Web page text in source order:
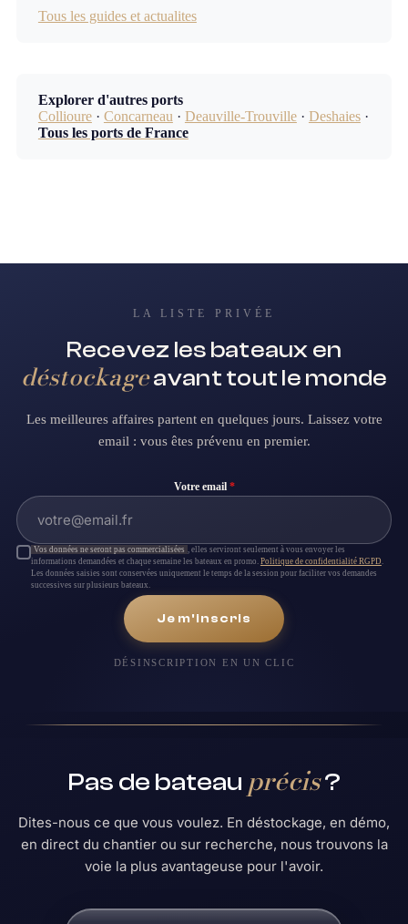
Tous les guides et actualites
Explorer d'autres ports
Collioure· Concarneau · Deauville-Trouville· Deshaies·
Tous les ports de France
LA LISTE PRIVÉE
Recevez les bateaux en
déstockageavant tout le monde
Les meilleures affaires partent en quelques jours. Laissez votre
email : vous êtes prévenu en premier.
Votre email *
Vos données ne seront pas commercialisées
, elles serviront seulement à vous envoyer les
informations demandées et chaque semaine les bateaux en promo. Politique de confidentialité RGPD
Les données saisies sont conservées uniquement le temps de la session pour faciliter vos demandes
successives sur plusieurs bateaux.
Je m'inscris
DÉSINSCRIPTION EN UN CLIC
Pas de bateau précis?
Dites-nous ce que vous voulez. En déstockage, en démo,
en direct du chantier ou sur recherche, nous trouvons la
voie la plus avantageuse pour l'avoir.